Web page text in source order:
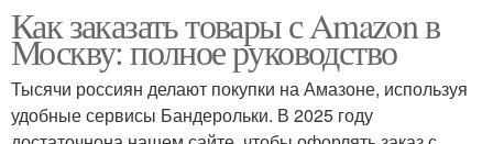
Как заказать товары с Amazon в
Москву: полное руководство
Тысячи россиян делают покупки на Амазоне, используя
удобные сервисы Бандерольки. В 2025 году